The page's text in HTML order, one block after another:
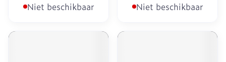
Niet beschikbaar Niet beschikbaar